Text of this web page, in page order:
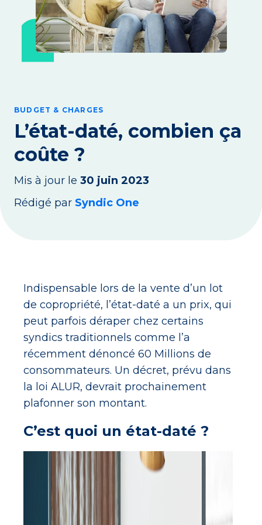
BUDGET & CHARGES
L’état-daté, combien ça
coûte ?
Mis à jour le 30 juin 2023
Rédigé par Syndic One
Indispensable lors de la vente d’un lot
de copropriété, l’état-daté a un prix, qui
peut parfois déraper chez certains
syndics traditionnels comme l’a
récemment dénoncé 60 Millions de
consommateurs. Un décret, prévu dans
la loi ALUR, devrait prochainement
plafonner son montant.
C’est quoi un état-daté ?